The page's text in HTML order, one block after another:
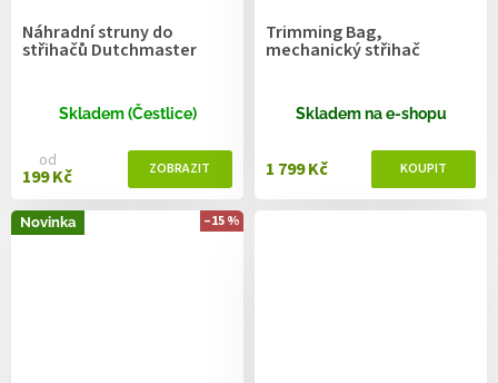
Náhradní struny do
střihačů Dutchmaster
Skladem (Čestlice)
od
199 Kč
Trimming Bag,
mechanický střihač
Skladem na e-shopu
1 799 Kč
Novinka –15 %